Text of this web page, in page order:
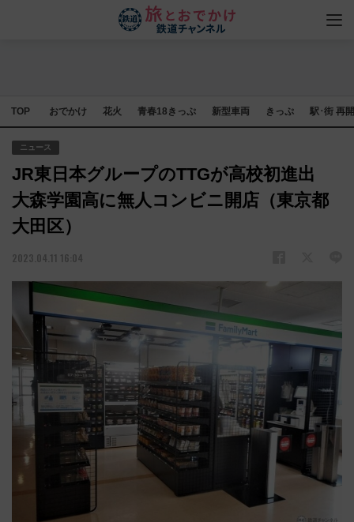
TOP おでかけ 花火 青春18きっぷ 新型車両 きっぷ 駅･街 再
ニュース
JR東日本グループのTTGが高校初進出
大森学園高に無人コンビニ開店（東京都
大田区）
2023.04.11 16:04